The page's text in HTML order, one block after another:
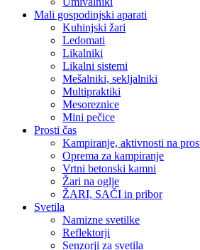
Mali gospodinjski aparati
Kuhinjski žari
Ledomati
Likalniki
Likalni sistemi
Mešalniki, sekljalniki
Multipraktiki
Mesoreznice
Mini pečice
Prosti čas
Kampiranje, aktivnosti na
Oprema za kampiranje
Vrtni betonski kamni
Žari na oglje
ŽARI, SAČI in pribor
Svetila
Namizne svetilke
Reflektorji
Senzorji za svetila